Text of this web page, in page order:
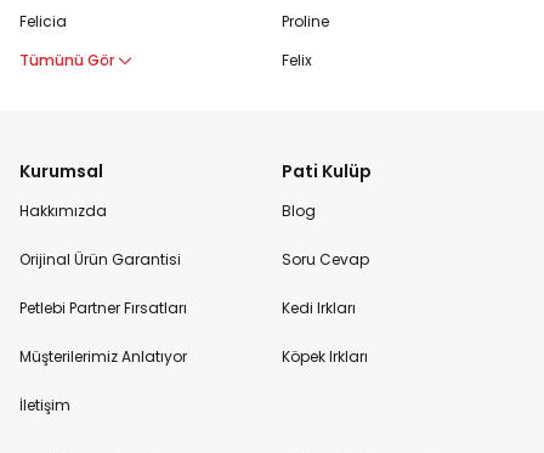
Felicia
Tümünü Gör
Proline
Felix
Kurumsal
Hakkımızda
Orijinal Ürün Garantisi
Petlebi Partner Fırsatları
Müşterilerimiz Anlatıyor
İletişim
Pati Kulüp
Blog
Soru Cevap
Kedi Irkları
Köpek Irkları